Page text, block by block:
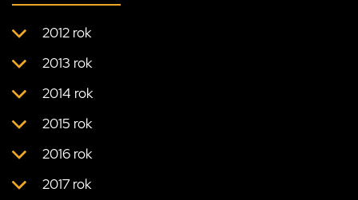
2012 rok
2013 rok
2014 rok
2015 rok
2016 rok
2017 rok